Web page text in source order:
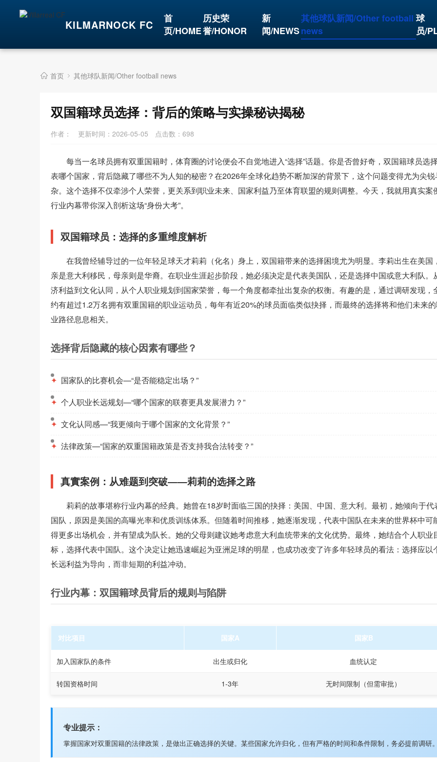
KILMARNOCK FC
首
页/HOME
历史荣
誉/HONOR
新
闻/NEWS
其他球队新闻/Other football
news
球
员/
首页 其他球队新闻/Other football news
双国籍球员选择：背后的策略与实操秘诀揭秘
作者： 更新时间：2026-05-05 点击数： 698
每当一名球员拥有双重国籍时，体育圈的讨论便会不自觉地进入“选择”话题。你是否曾好奇，双国籍球员选
表哪个国家，背后隐藏了哪些不为人知的秘密？在2026年全球化趋势不断加深的背景下，这个问题变得尤为尖锐
杂。这个选择不仅牵涉个人荣誉，更关系到职业未来、国家利益乃至体育联盟的规则调整。今天，我就用真实案
行业内幕带你深入剖析这场“身份大考”。
双国籍球员：选择的多重维度解析
在我曾经辅导过的一位年轻足球天才莉莉（化名）身上，双国籍带来的选择困境尤为明显。李莉出生在美国
亲是意大利移民，母亲则是华裔。在职业生涯起步阶段，她必须决定是代表美国队，还是选择中国或意大利队。
济利益到文化认同，从个人职业规划到国家荣誉，每一个角度都牵扯出复杂的权衡。有趣的是，通过调研发现，
约有超过1.2万名拥有双重国籍的职业运动员，每年有近20%的球员面临类似抉择，而最终的选择将和他们未来
业路径息息相关。
选择背后隐藏的核心因素有哪些？
✦ 国家队的比赛机会—“是否能稳定出场？”
✦ 个人职业长远规划—“哪个国家的联赛更具发展潜力？”
✦ 文化认同感—“我更倾向于哪个国家的文化背景？”
✦ 法律政策—“国家的双重国籍政策是否支持我合法转变？”
真實案例：从难题到突破——莉莉的选择之路
莉莉的故事堪称行业内幕的经典。她曾在18岁时面临三国的抉择：美国、中国、意大利。最初，她倾向于代
国队，原因是美国的高曝光率和优质训练体系。但随着时间推移，她逐渐发现，代表中国队在未来的世界杯中可
得更多出场机会，并有望成为队长。她的父母则建议她考虑意大利血统带来的文化优势。最终，她结合个人职业
标，选择代表中国队。这个决定让她迅速崛起为亚洲足球的明星，也成功改变了许多年轻球员的看法：选择应以
长远利益为导向，而非短期的利益冲动。
行业内幕：双国籍球员背后的规则与陷阱
对比项目 国家A 国家B
加入国家队的条件 出生或归化 血统认定
转国资格时间 1-3年 无时间限制（但需审批）
专业提示：
掌握国家对双重国籍的法律政策，是做出正确选择的关键。某些国家允许归化，但有严格的时间和条件限制，务必提前调研。